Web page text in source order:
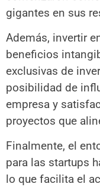
gigantes en sus
Además, invertir
beneficios
exclusivas de
posibilidad de
empresa y
proyectos que
Finalmente, el
para las startups
lo que facilita el